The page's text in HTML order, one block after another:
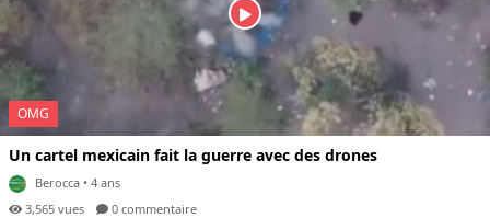
OMG
Un cartel mexicain fait la guerre avec des drones
Berocca • 4 ans
3,565 vues
0 commentaire